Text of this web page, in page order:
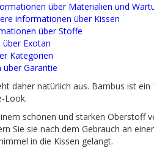
über Materialien und
informationen über Kissen
über Stoffe
Exotan
Kategorien
Garantie
daher natürlich aus. Bambus ist
Look.
schönen und starken Oberstoff
Sie sie nach dem Gebrauch an
in die Kissen gelangt.